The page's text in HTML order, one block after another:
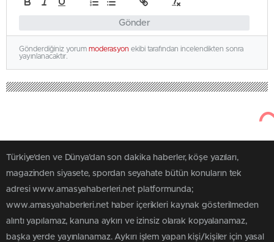
Gönder
Gönderdiğiniz yorum moderasyon ekibi tarafından incelendikten sonra
yayınlanacaktır.
Türkiye'den ve Dünya’dan son dakika haberler, köşe yazıları,
magazinden siyasete, spordan seyahate bütün konuların tek
adresi www.amasyahaberleri.net platformunda;
www.amasyahaberleri.net haber içerikleri kaynak gösterilmeden
alıntı yapılamaz, kanuna aykırı ve izinsiz olarak kopyalanamaz,
başka yerde yayınlanamaz. Aykırı işlem yapan kişi/kişiler için yasal